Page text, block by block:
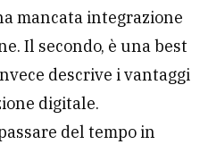
mancata integrazione
Il secondo, è una best
descrive i vantaggi
digitale.
del tempo in